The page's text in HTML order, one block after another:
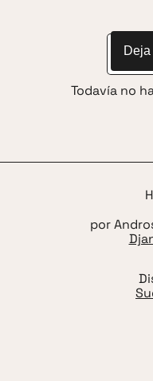
Todavía no
por